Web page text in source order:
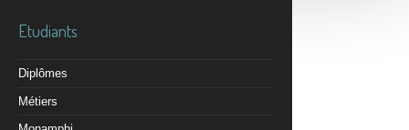
Etudiants
Diplômes
Métiers